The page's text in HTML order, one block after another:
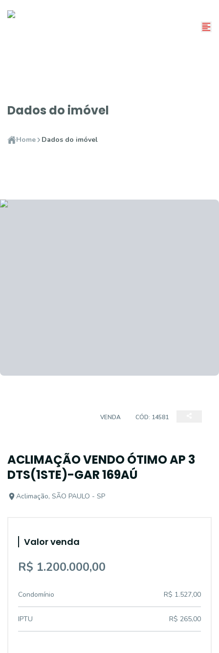
Dados do imóvel
Home Dados do imóvel
VENDA CÓD: 14581
ACLIMAÇÃO VENDO ÓTIMO AP 3
DTS(1STE)-GAR 169AÚ
Aclimação, SÃO PAULO - SP
Valor venda
R$ 1.200.000,00
Condomínio R$ 1.527,00
IPTU R$ 265,00